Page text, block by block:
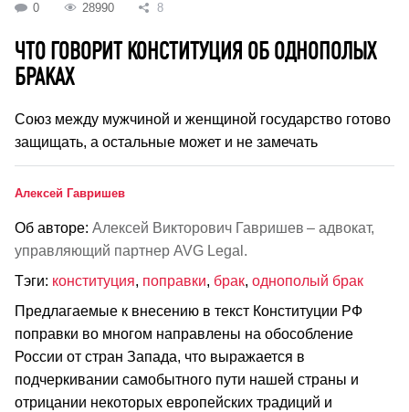
0 28990 8
ЧТО ГОВОРИТ КОНСТИТУЦИЯ ОБ ОДНОПОЛЫХ
БРАКАХ
Союз между мужчиной и женщиной государство готово
защищать, а остальные может и не замечать
Алексей Гавришев
Об авторе: Алексей Викторович Гавришев – адвокат,
управляющий партнер AVG Legal.
Тэги: конституция, поправки, брак, однополый брак
Предлагаемые к внесению в текст Конституции РФ
поправки во многом направлены на обособление
России от стран Запада, что выражается в
подчеркивании самобытного пути нашей страны и
отрицании некоторых европейских традиций и